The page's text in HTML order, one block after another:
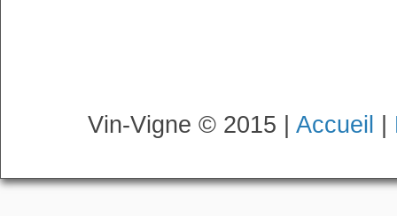
Vin-Vigne © 2015 | Accueil